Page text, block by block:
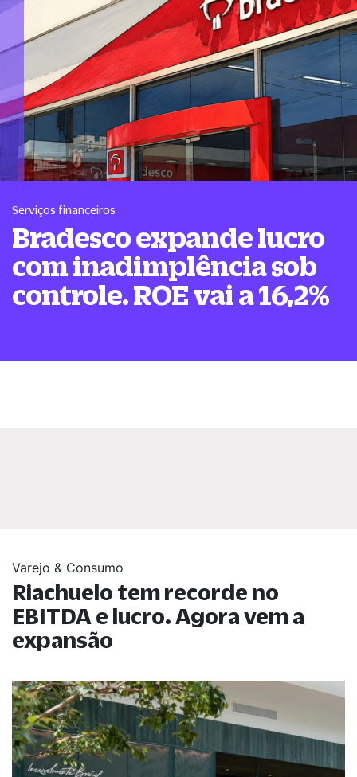
Serviços financeiros
Bradesco expande lucro
com inadimplência sob
controle. ROE vai a 16,2%
Varejo & Consumo
Riachuelo tem recorde no
EBITDA e lucro. Agora vem a
expansão